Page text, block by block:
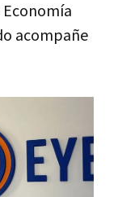
acompañe